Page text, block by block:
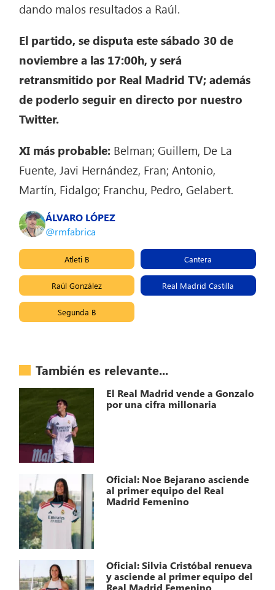
dando malos resultados a Raúl.
El partido, se disputa este sábado 30 de
noviembre a las 17:00h, y será
retransmitido por Real Madrid TV; además
de poderlo seguir en directo por nuestro
Twitter.
XI más probable: Belman; Guillem, De La
Fuente, Javi Hernández, Fran; Antonio,
Martín, Fidalgo; Franchu, Pedro, Gelabert.
ÁLVARO LÓPEZ
@rmfabrica
Atleti B Cantera
Raúl González Real Madrid Castilla
Segunda B
También es relevante...
El Real Madrid vende a Gonzalo
por una cifra millonaria
Oficial: Noe Bejarano asciende
al primer equipo del Real
Madrid Femenino
Oficial: Silvia Cristóbal renueva
y asciende al primer equipo del
Real Madrid Femenino